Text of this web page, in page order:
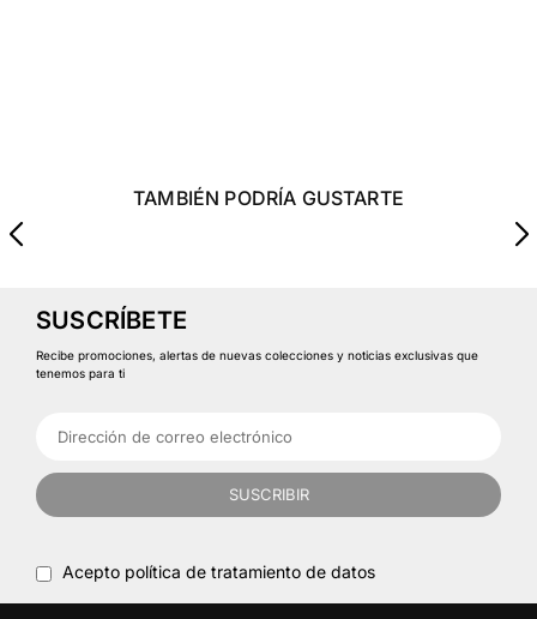
TAMBIÉN PODRÍA GUSTARTE
SUSCRÍBETE
Recibe promociones, alertas de nuevas colecciones y noticias exclusivas que
tenemos para ti
SUSCRIBIR
Acepto política de tratamiento de datos